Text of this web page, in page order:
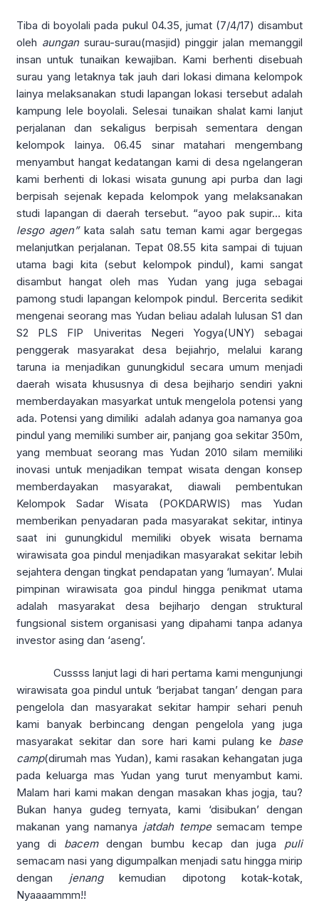
Tiba di boyolali pada pukul 04.35, jumat (7/4/17) disambut
oleh aungan surau-surau(masjid) pinggir jalan memanggil
insan untuk tunaikan kewajiban. Kami berhenti disebuah
surau yang letaknya tak jauh dari lokasi dimana kelompok
lainya melaksanakan studi lapangan lokasi tersebut adalah
kampung lele boyolali. Selesai tunaikan shalat kami lanjut
perjalanan dan sekaligus berpisah sementara dengan
kelompok lainya. 06.45 sinar matahari mengembang
menyambut hangat kedatangan kami di desa ngelangeran
kami berhenti di lokasi wisata gunung api purba dan lagi
berpisah sejenak kepada kelompok yang melaksanakan
studi lapangan di daerah tersebut. “ayoo pak supir… kita
lesgo agen”kata salah satu teman kami agar bergegas
melanjutkan perjalanan. Tepat 08.55 kita sampai di tujuan
utama bagi kita (sebut kelompok pindul), kami sangat
disambut hangat oleh mas Yudan yang juga sebagai
pamong studi lapangan kelompok pindul. Bercerita sedikit
mengenai seorang mas Yudan beliau adalah lulusan S1 dan
S2 PLS FIP Univeritas Negeri Yogya(UNY) sebagai
penggerak masyarakat desa bejiahrjo, melalui karang
taruna ia menjadikan gunungkidul secara umum menjadi
daerah wisata khususnya di desa bejiharjo sendiri yakni
memberdayakan masyarkat untuk mengelola potensi yang
ada. Potensi yang dimiliki adalah adanya goa namanya goa
pindul yang memiliki sumber air, panjang goa sekitar 350m,
yang membuat seorang mas Yudan 2010 silam memiliki
inovasi untuk menjadikan tempat wisata dengan konsep
memberdayakan masyarakat, diawali pembentukan
Kelompok Sadar Wisata (POKDARWIS) mas Yudan
memberikan penyadaran pada masyarakat sekitar, intinya
saat ini gunungkidul memiliki obyek wisata bernama
wirawisata goa pindul menjadikan masyarakat sekitar lebih
sejahtera dengan tingkat pendapatan yang ‘lumayan’. Mulai
pimpinan wirawisata goa pindul hingga penikmat utama
adalah masyarakat desa bejiharjo dengan struktural
fungsional sistem organisasi yang dipahami tanpa adanya
investor asing dan ‘aseng’.
Cussss lanjut lagi di hari pertama kami mengunjungi
wirawisata goa pindul untuk ‘berjabat tangan’ dengan para
pengelola dan masyarakat sekitar hampir sehari penuh
kami banyak berbincang dengan pengelola yang juga
masyarakat sekitar dan sore hari kami pulang ke base
camp(dirumah mas Yudan), kami rasakan kehangatan juga
pada keluarga mas Yudan yang turut menyambut kami.
Malam hari kami makan dengan masakan khas jogja, tau?
Bukan hanya gudeg ternyata, kami ‘disibukan’ dengan
makanan yang namanya jatdah tempesemacam tempe
yang di bacemdengan bumbu kecap dan juga puli
semacam nasi yang digumpalkan menjadi satu hingga mirip
dengan jenangkemudian dipotong kotak-kotak,
Nyaaaammm!!